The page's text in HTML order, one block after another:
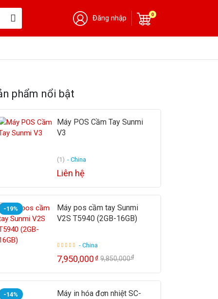
Đăng nhập 0
phẩm nổi bật
Máy POS Cầm Tay Sunmi
V3
(1) - China
Liên hệ
-19%
Máy pos cầm tay Sunmi
V2S T5940 (2GB-16GB)
- China
7,950,000₫ 9,850,000₫
-14%
Máy in hóa đơn nhiệt SC-